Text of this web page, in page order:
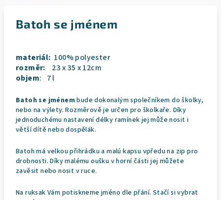
Batoh se jménem
materiál: 100% polyester
rozměr:
23 x 35 x 12cm
objem: 7 l
Batoh se jménem bude dokonalým společníkem do školky,
nebo na výlety. Rozměrově je určen pro školkaře. Díky
jednoduchému nastavení délky ramínek jej může nosit i
větší dítě nebo dospělák.
Batoh má velkou přihrádku a malú kapsu vpředu na zip pro
drobnosti. Díky malému oušku v horní části jej můžete
zavěsit nebo nosit v ruce.
Na ruksak Vám potiskneme jméno dle přání. Stačí si vybrat